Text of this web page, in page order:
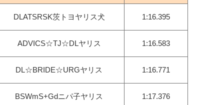
DLATSRSK茨トヨヤリス犬 1:16.395
ADVICS☆TJ☆DLヤリス 1:16.583
DL☆BRIDE☆URGヤリス 1:16.771
BSWmS+Gdニパ子ヤリス 1:17.376